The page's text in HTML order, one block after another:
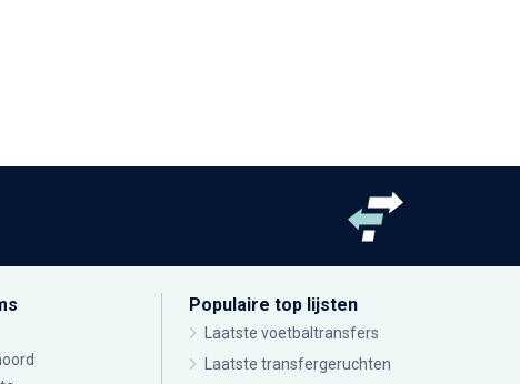
Populaire top lijsten
Laatste voetbaltransfers
Laatste transfergeruchten